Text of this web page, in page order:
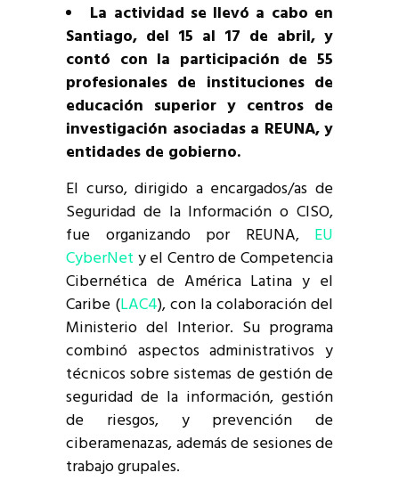
La actividad se llevó a cabo en
Santiago, del 15 al 17 de abril, y
contó con la participación de 55
profesionales de instituciones de
educación superior y centros de
investigación asociadas a REUNA, y
entidades de gobierno.
El curso, dirigido a encargados/as de
Seguridad de la Información o CISO,
fue organizando por REUNA, EU
CyberNet y el Centro de Competencia
Cibernética de América Latina y el
Caribe (LAC4), con la colaboración del
Ministerio del Interior. Su programa
combinó aspectos administrativos y
técnicos sobre sistemas de gestión de
seguridad de la información, gestión
de riesgos, y prevención de
ciberamenazas, además de sesiones de
trabajo grupales.